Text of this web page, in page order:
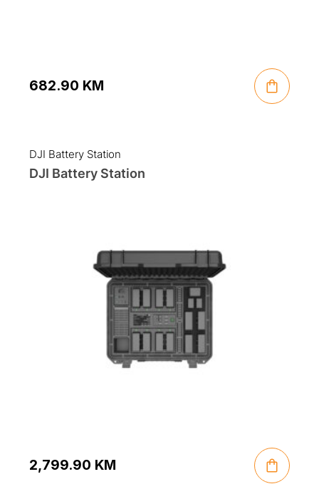
682.90 KM
DJI Battery Station
DJI Battery Station
2,799.90 KM